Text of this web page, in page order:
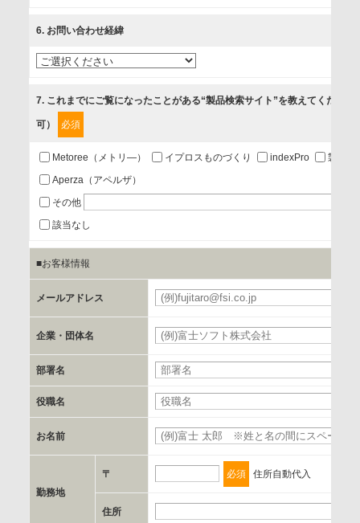
3.お客様の業務内容、及び興味、関心に応じた情報の提供
4.お客様満足度調査等のアンケートの依頼
第三者提供の有無
あり
a.個人情報の提供・利用目的
当該企業/団体のサービス等のご案内及び当該企業/団体からの
お客様のご氏名、フリガナ、企業・団体名、部署名、役職、
郵便番号、住所、電話番号、FAX番号、メールアドレス
c.第三者への提供の手段または手法
書類の送付又は電子的な方法
d.提供先および管理者
当社とイベント/セミナーを共同で開催する企業/団体
e.個人情報取り扱いに関する契約
6. お問い合わせ経緯
7. これまでにご覧になったことがある“製品検索サイト”を教えてください
可） 必須
Metoree（メトリ―） イプロスものづくり indexPro
製品ナ
Aperza（アペルザ）
その他
該当なし
■お客様情報
メールアドレス
企業・団体名
部署名
役職名
お名前
勤務地
〒 必須 住所自動代入
住所